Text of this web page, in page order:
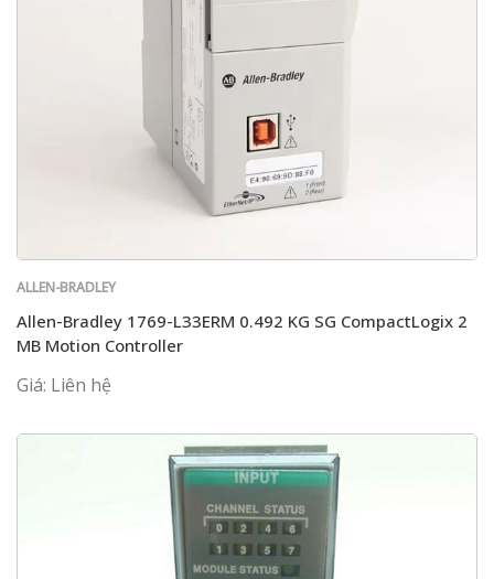
ALLEN-BRADLEY
Allen-Bradley 1769-L33ERM 0.492 KG SG CompactLogix 2
MB Motion Controller
Giá: Liên hệ